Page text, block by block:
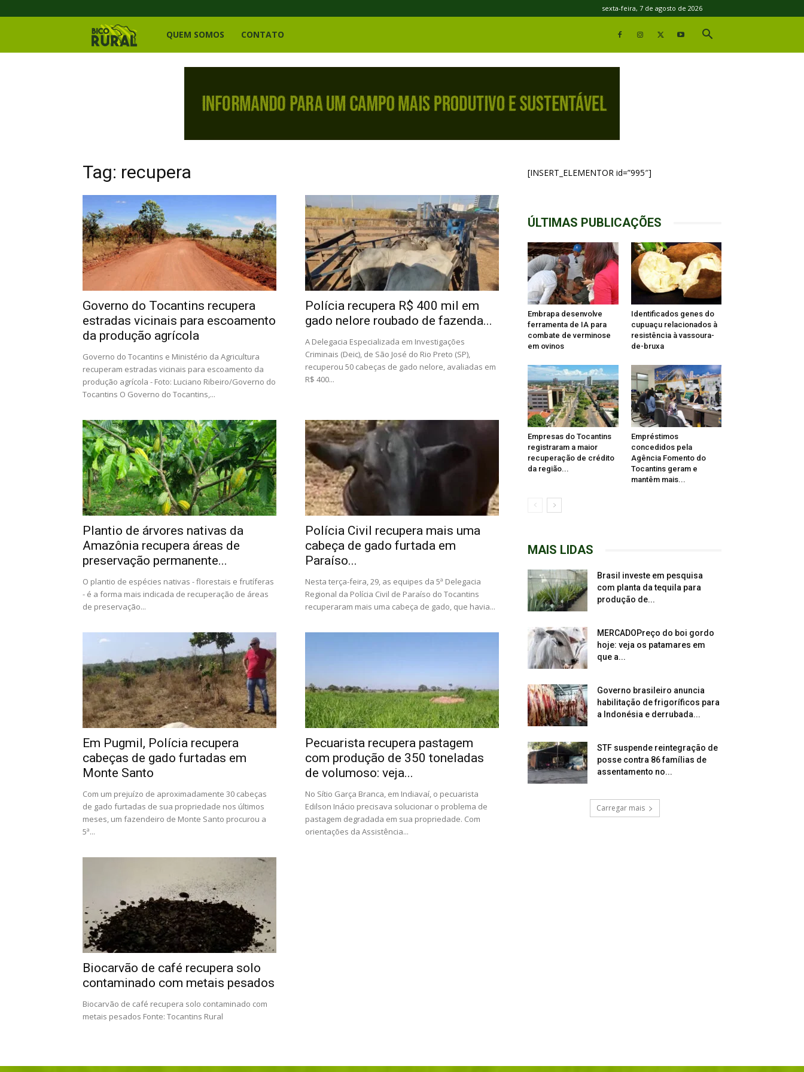
sexta-feira, 7 de agosto de 2026
Bico
QUEM SOMOS CONTATO
Tag: recupera
Governo do Tocantins recupera
estradas vicinais para escoamento
da produção agrícola
Governo do Tocantins e Ministério da Agricultura
recuperam estradas vicinais para escoamento da
produção agrícola - Foto: Luciano Ribeiro/Governo do
Tocantins O Governo do Tocantins,...
Polícia recupera R$ 400 mil em
gado nelore roubado de fazenda...
A Delegacia Especializada em Investigações
Criminais (Deic), de São José do Rio Preto (SP),
recuperou 50 cabeças de gado nelore, avaliadas em
R$ 400...
Plantio de árvores nativas da
Amazônia recupera áreas de
preservação permanente...
O plantio de espécies nativas - florestais e frutíferas
- é a forma mais indicada de recuperação de áreas
de preservação...
Polícia Civil recupera mais uma
cabeça de gado furtada em
Paraíso...
Nesta terça-feira, 29, as equipes da 5ª Delegacia
Regional da Polícia Civil de Paraíso do Tocantins
recuperaram mais uma cabeça de gado, que havia...
Em Pugmil, Polícia recupera
cabeças de gado furtadas em
Monte Santo
Com um prejuízo de aproximadamente 30 cabeças
de gado furtadas de sua propriedade nos últimos
meses, um fazendeiro de Monte Santo procurou a
5ª...
Pecuarista recupera pastagem
com produção de 350 toneladas
de volumoso: veja...
No Sítio Garça Branca, em Indiavaí, o pecuarista
Edilson Inácio precisava solucionar o problema de
pastagem degradada em sua propriedade. Com
orientações da Assistência...
Biocarvão de café recupera solo
contaminado com metais pesados
Biocarvão de café recupera solo contaminado com
metais pesados Fonte: Tocantins Rural
[INSERT_ELEMENTOR id=”995″]
ÚLTIMAS PUBLICAÇÕES
Embrapa desenvolve
ferramenta de IA para
combate de verminose
em ovinos
Identificados genes do
cupuaçu relacionados à
resistência à vassoura-
de-bruxa
Empresas do Tocantins
registraram a maior
recuperação de crédito
da região...
Empréstimos
concedidos pela
Agência Fomento do
Tocantins geram e
mantêm mais...
MAIS LIDAS
Brasil investe em pesquisa
com planta da tequila para
produção de...
MERCADOPreço do boi gordo
hoje: veja os patamares em
que a...
Governo brasileiro anuncia
habilitação de frigoríficos para
a Indonésia e derrubada...
STF suspende reintegração de
posse contra 86 famílias de
assentamento no...
Carregar mais